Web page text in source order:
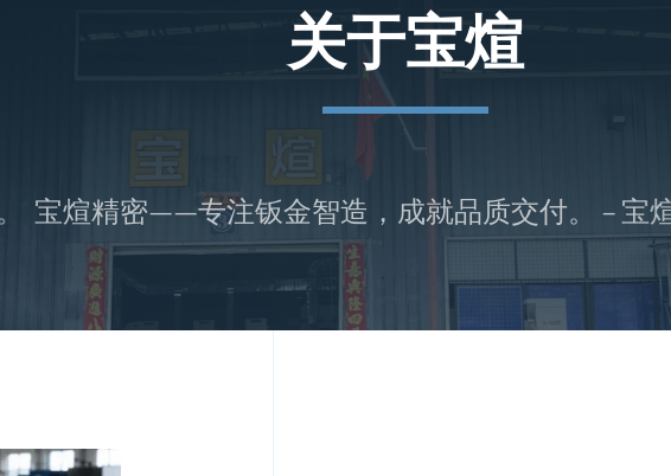
关于宝煊
宝煊精密——专注钣金智造，成就品质交付。 – 宝